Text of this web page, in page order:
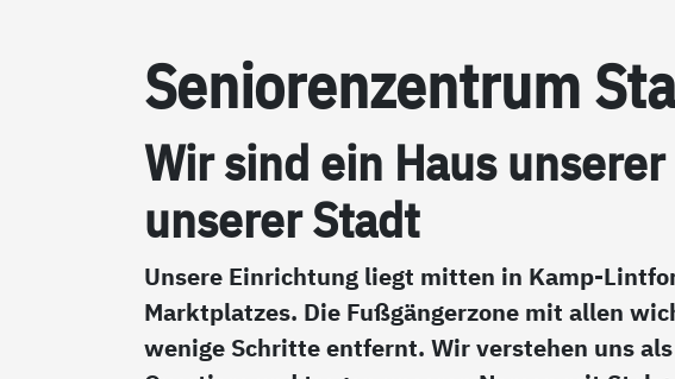
Se­nio­ren­zen­trum
Wir sind ein Haus
un­se­rer Stadt
Unsere Einrichtung liegt mitten in Kamp-
Marktplatzes. Die Fußgängerzone mit allen
wenige Schritte entfernt. Wir verstehen uns